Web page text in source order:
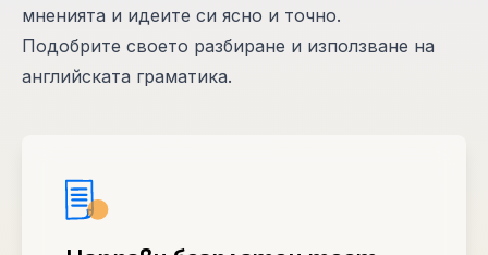
мненията и идеите си ясно и точно.
Подобрите своето разбиране и използване на
английската граматика.